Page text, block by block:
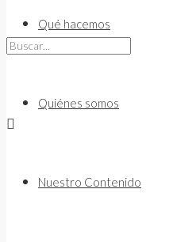
contentQué hacemos
Quiénes somos
Nuestro Contenido